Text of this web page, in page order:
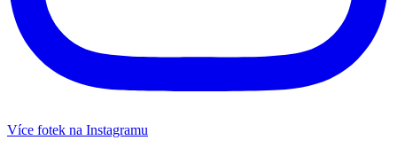
Více fotek na Instagramu